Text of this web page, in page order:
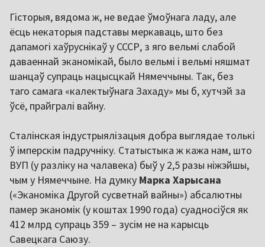
Гісторыя, вядома ж, не ведае ўмоўнага ладу, але
ёсць некаторыя падставы меркаваць, што без
дапамогі хаўруснікаў у СССР, з яго вельмі слабой
даваеннай эканомікай, было вельмі і вельмі няшмат
шанцаў супраць нацысцкай Нямеччыны. Так, без
таго самага «калектыўнага Захаду» мы б, хутчэй за
ўсё, прайгралі вайну.
Сталінская індустрыялізацыя добра выглядае толькі
ў імперскім падручніку. Статыстыка ж кажа нам, што
ВУП (у разліку на чалавека) быў у 2,5 разы ніжэйшы,
чым у Нямеччыне. На думку Марка Харысана
(«Эканоміка Другой сусветнай вайны») абсалютны
памер эканомік (у коштах 1990 года) суадносіўся як
412 млрд супраць 359 – зусім не на карысць
Савецкага Саюзу.